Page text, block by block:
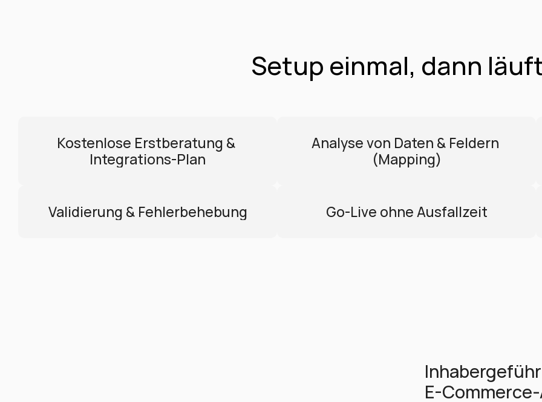
Setup einmal, dann
Kostenlose Erstberatung &
Integrations-Plan
Analyse von Daten & Feldern
(Mapping)
Validierung & Fehlerbehebung Go-Live ohne Ausfallzeit
E-